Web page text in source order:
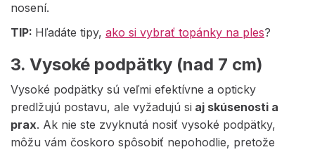
nosení.
TIP: Hľadáte tipy, ako si vybrať topánky na ples?
3. Vysoké podpätky (nad 7 cm)
Vysoké podpätky sú veľmi efektívne a opticky
predlžujú postavu, ale vyžadujú si aj skúsenosti a
prax. Ak nie ste zvyknutá nosiť vysoké podpätky,
môžu vám čoskoro spôsobiť nepohodlie, pretože